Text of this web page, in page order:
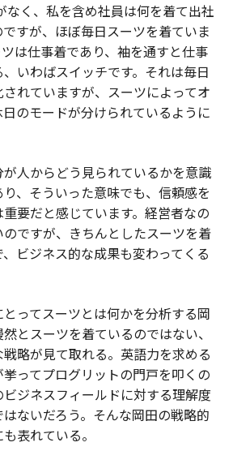
なく、私を含め社員は何を着て出社
すが、ほぼ毎日スーツを着ていま
は仕事着であり、袖を通すと仕事
いわばスイッチです。それは毎日
れていますが、スーツによってオ
のモードが分けられているように
人からどう見られているかを意識
、そういった意味でも、信頼感を
要だと感じています。経営者なの
ですが、きちんとしたスーツを着
ビジネス的な成果も変わってくる
ってスーツとは何かを分析する岡
とスーツを着ているのではない、
略が見て取れる。英語力を求める
ってプログリットの門戸を叩くの
ジネスフィールドに対する理解度
ないだろう。そんな岡田の戦略的
表れている。